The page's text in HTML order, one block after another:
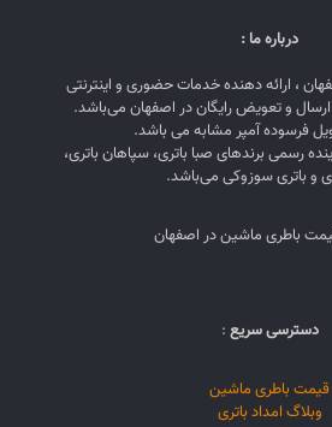
درباره ما :
، ارائه دهنده خدمات حضوری و اینترنتی
و تعویض رایگان در اصفهان می‌باشد.
فرسوده آمپر مشابه می باشد.
رسمی برندهای صبا باتری، سپاهان باتری،
و باتری سوزوکی می‌باشد.
باطری ماشین در اصفهان
دسترسی سریع :
قیمت باطری ماشین
وبلاگ امداد باتری